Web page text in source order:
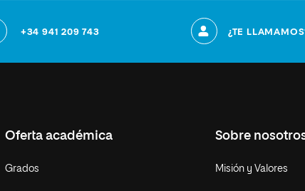
+34 941 209 743 ¿TE
Oferta académica
Grados
Sobre
Misión y Valores